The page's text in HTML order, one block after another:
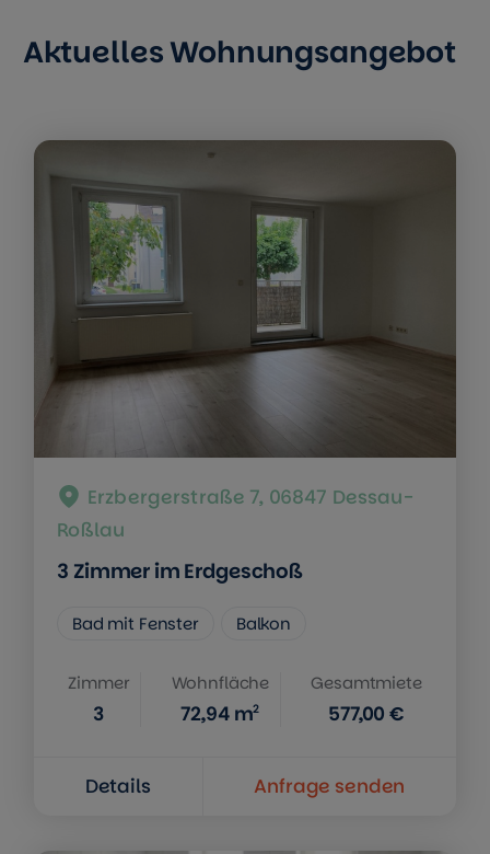
Aktuelles Wohnungsangebot
Erzbergerstraße 7, 06847 Dessau-
Roßlau
3 Zimmer im Erdgeschoß
Bad mit Fenster Balkon
Zimmer
3
Wohnfläche
72,94m2
Gesamtmiete
577,00 €
Details Anfrage senden